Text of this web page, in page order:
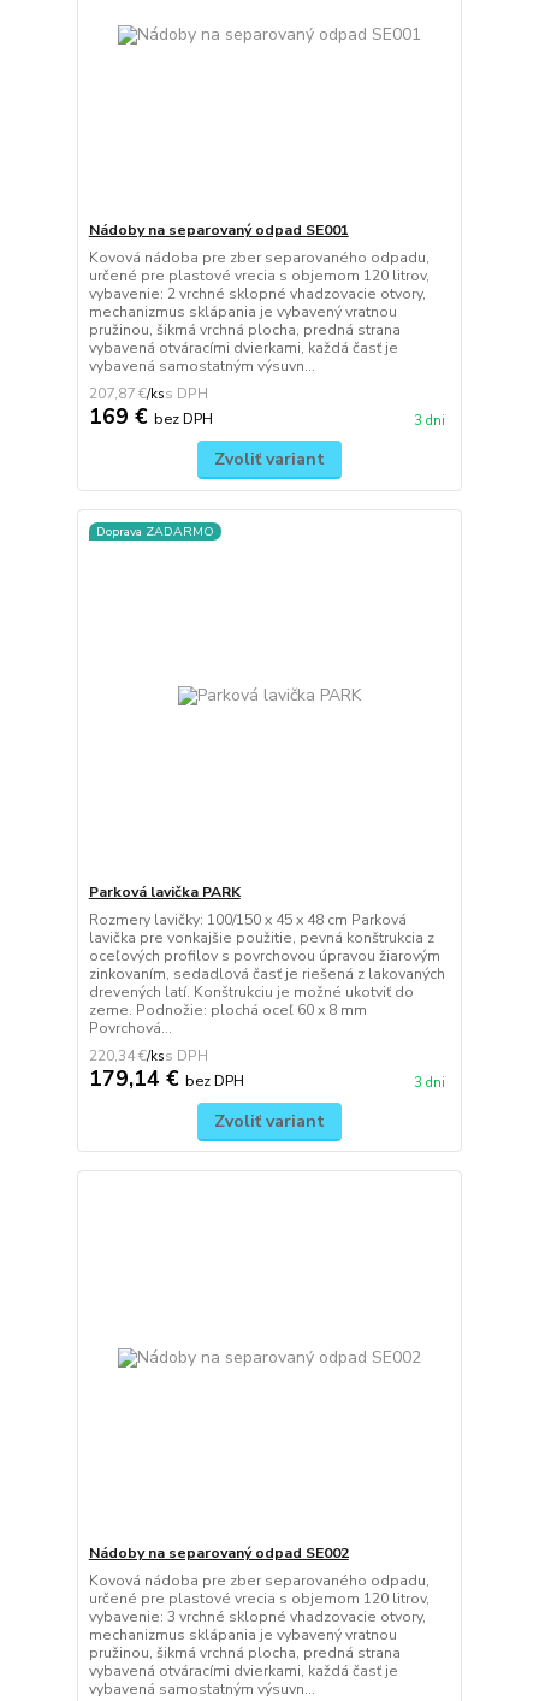
Nádoby na separovaný odpad SE001
Kovová nádoba pre zber separovaného odpadu,
určené pre plastové vrecia s objemom 120 litrov,
vybavenie: 2 vrchné sklopné vhadzovacie otvory,
mechanizmus sklápania je vybavený vratnou
pružinou, šikmá vrchná plocha, predná strana
vybavená otváracími dvierkami, každá časť je
vybavená samostatným výsuvn...
207,87 €/ks
169 € bez DPH 3 dni
Zvoliť variant
Doprava ZADARMO
Parková lavička PARK
Rozmery lavičky: 100/150 x 45 x 48 cm Parková
lavička pre vonkajšie použitie, pevná konštrukcia z
oceľových profilov s povrchovou úpravou žiarovým
zinkovaním, sedadlová časť je riešená z lakovaných
drevených latí. Konštrukciu je možné ukotviť do
zeme. Podnožie: plochá oceľ 60 x 8 mm
Povrchová...
220,34 €/ks
179,14 € bez DPH 3 dni
Zvoliť variant
Nádoby na separovaný odpad SE002
Kovová nádoba pre zber separovaného odpadu,
určené pre plastové vrecia s objemom 120 litrov,
vybavenie: 3 vrchné sklopné vhadzovacie otvory,
mechanizmus sklápania je vybavený vratnou
pružinou, šikmá vrchná plocha, predná strana
vybavená otváracími dvierkami, každá časť je
vybavená samostatným výsuvn...